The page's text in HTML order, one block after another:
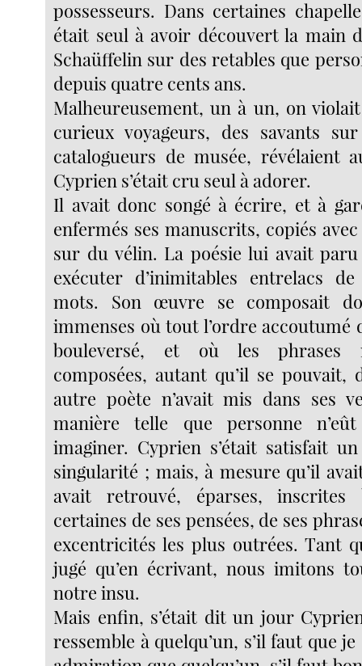
possesseurs. Dans certaines
était seul à avoir découvert la main
Schaüffelin sur des retables que
depuis quatre cents ans.
Malheureusement, un à un, on
curieux voyageurs, des savants
catalogueurs de musée, révélaient
Cyprien s’était cru seul à adorer.
Il avait donc songé à écrire, et à
enfermés ses manuscrits, copiés
sur du vélin. La poésie lui avait
exécuter d’inimitables entrelacs
mots. Son œuvre se composait
immenses où tout l’ordre accoutumé
bouleversé, et où les phrases
composées, autant qu’il se pouvait,
autre poète n’avait mis dans ses
manière telle que personne
imaginer. Cyprien s’était satisfait
singularité ; mais, à mesure qu’il
avait retrouvé, éparses,
certaines de ses pensées, de ses
excentricités les plus outrées. Tant
jugé qu’en écrivant, nous imitons
notre insu.
Mais enfin, s’était dit un jour
ressemble à quelqu’un, s’il faut que